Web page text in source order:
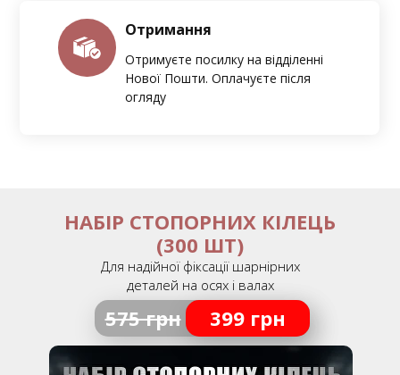
Отримання
Отримуєте посилку на відділенні
Нової Пошти. Оплачуєте після
огляду
НАБІР СТОПОРНИХ КІЛЕЦЬ
(300 ШТ)
Для надійної фіксації шарнірних
деталей на осях і валах
575 грн 399 грн